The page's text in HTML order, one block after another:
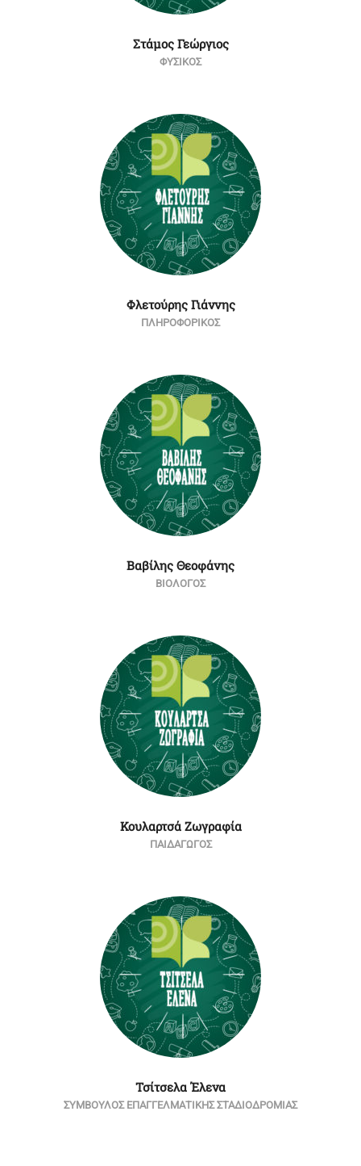
Στάμος Γεώργιος
ΦΥΣΙΚΟΣ
Φλετούρης Γιάννης
ΠΛΗΡΟΦΟΡΙΚΟΣ
Βαβίλης Θεοφάνης
ΒΙΟΛΟΓΟΣ
Κουλαρτσά Ζωγραφία
ΠΑΙΔΑΓΩΓΟΣ
Τσίτσελα Έλενα
ΣΥΜΒΟΥΛΟΣ ΕΠΑΓΓΕΛΜΑΤΙΚΗΣ ΣΤΑΔΙΟΔΡΟΜΙΑΣ